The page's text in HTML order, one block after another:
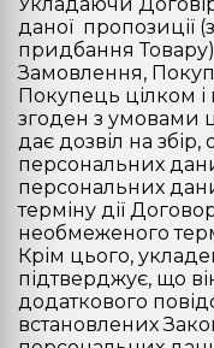
даної пропозиції
придбання
Замовлення,
Покупець цілком і
згоден з умовами
дає дозвіл на
персональних
персональних
терміну дії
необмеженого
Крім цього,
підтверджує, що
додаткового
встановлених